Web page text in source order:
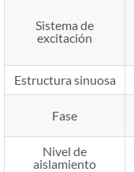
Sistema de
excitación
Estructura sinuosa
Fase
Nivel de
aislamiento